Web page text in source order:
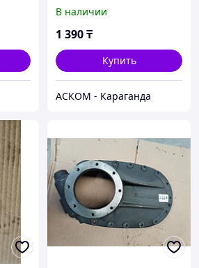
(AZ9112320184+AZ9112320
030)
В наличии
1 390₸
Купить
АСКОМ - Караганда